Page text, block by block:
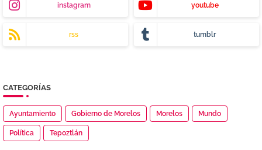
instagram youtube
rss tumblr
CATEGORÍAS
Ayuntamiento Gobierno de Morelos Morelos Mundo
Política Tepoztlán